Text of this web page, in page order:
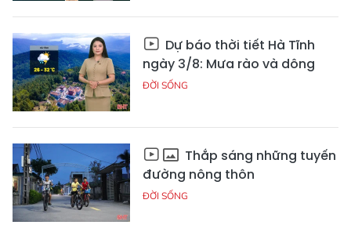
Dự báo thời tiết Hà Tĩnh
ngày 3/8: Mưa rào và dông
ĐỜI SỐNG
Thắp sáng những tuyến
đường nông thôn
ĐỜI SỐNG